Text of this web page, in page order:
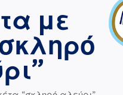
με